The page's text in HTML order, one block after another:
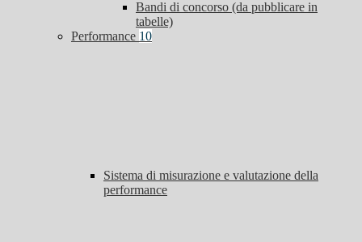
Bandi di concorso (da pubblicare in
tabelle)
Performance 10
Sistema di misurazione e valutazione della
performance